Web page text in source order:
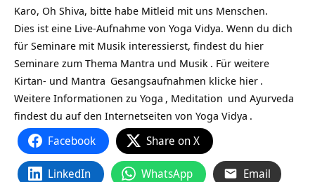
Karo, Oh Shiva, bitte habe Mitleid mit uns Menschen.
Dies ist eine Live-Aufnahme von Yoga Vidya. Wenn du dich
für Seminare mit Musik interessierst, findest du hier
Seminare zum Thema Mantra und Musik . Für weitere
Kirtan- und Mantra Gesangsaufnahmen klicke hier .
Weitere Informationen zu Yoga , Meditation und Ayurveda
findest du auf den Internetseiten von Yoga Vidya .
Facebook Share on X
LinkedIn WhatsApp Email